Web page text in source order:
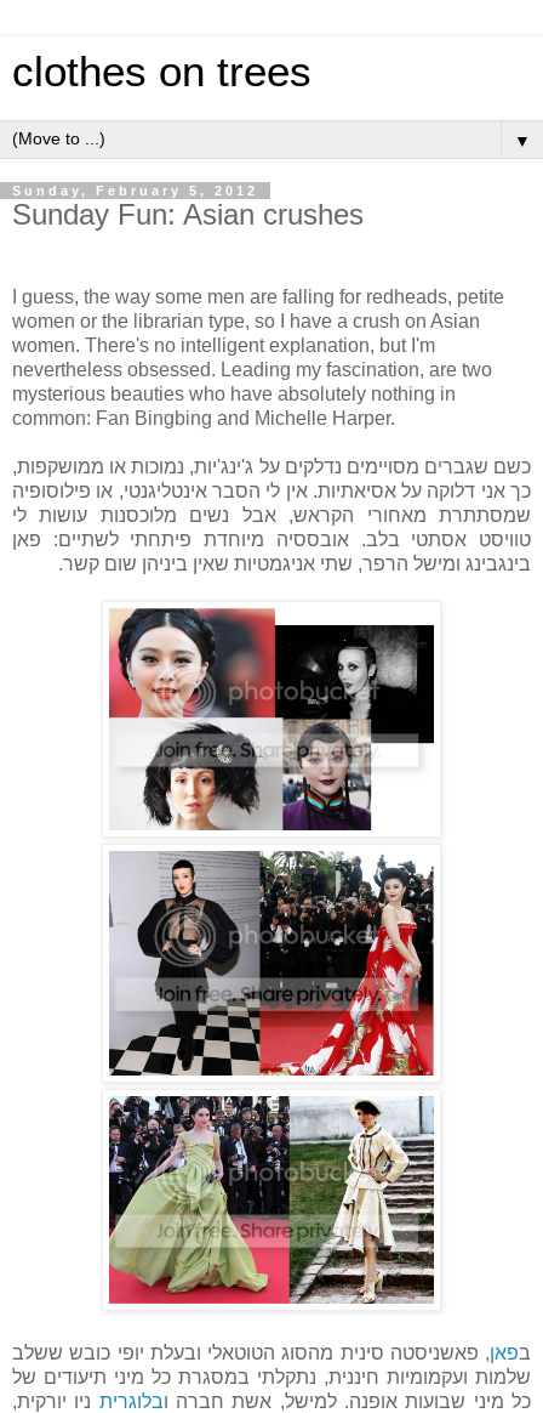
clothes on trees
▼
Sunday, February 5, 2012
Sunday Fun: Asian crushes
I guess, the way some men are falling for redheads, petite
women or the librarian type, so I have a crush on Asian
women. There's no intelligent explanation, but I'm
nevertheless obsessed. Leading my fascination, are two
mysterious beauties who have absolutely nothing in
common: Fan Bingbing and Michelle Harper.
כשם שגברים מסויימים נדלקים על ג'ינג'יות, נמוכות או ממושקפות,
כך אני דלוקה על אסיאתיות. אין לי הסבר אינטליגנטי, או פילוסופיה
שמסתתרת מאחורי הקראש, אבל נשים מלוכסנות עושות לי
טוויסט אסתטי בלב. אובססיה מיוחדת פיתחתי לשתיים: פאן
בינגבינג ומישל הרפר, שתי אניגמטיות שאין ביניהן שום קשר.
בפאן, פאשניסטה סינית מהסוג הטוטאלי ובעלת יופי כובש ששלב
שלמות ועקמומיות חיננית, נתקלתי במסגרת כל מיני תיעודים של
כל מיני שבועות אופנה. למישל, אשת חברה ובלוגרית ניו יורקית,